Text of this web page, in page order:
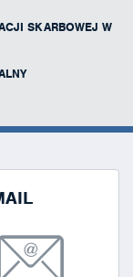
SKARBOWEJ W